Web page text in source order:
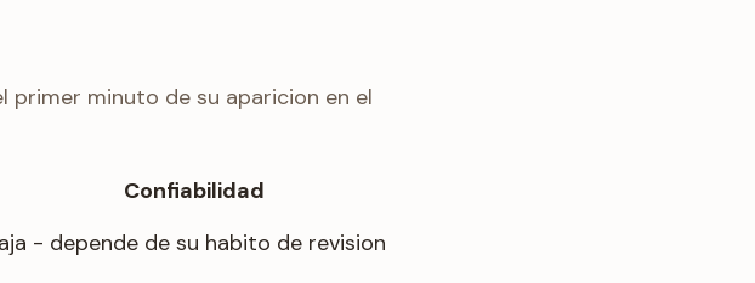
primer minuto de su aparicion en el
Confiabilidad
- depende de su habito de revision